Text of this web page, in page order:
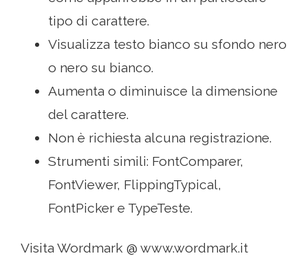
tipo di carattere.
Visualizza testo bianco su sfondo nero
o nero su bianco.
Aumenta o diminuisce la dimensione
del carattere.
Non è richiesta alcuna registrazione.
Strumenti simili: FontComparer,
FontViewer, FlippingTypical,
FontPicker e TypeTeste.
Visita Wordmark @ www.wordmark.it